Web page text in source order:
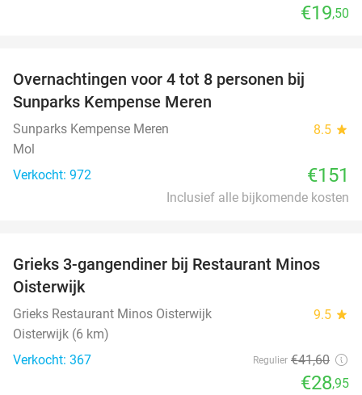
€19,50
Overnachtingen voor 4 tot 8 personen bij
Sunparks Kempense Meren
Sunparks Kempense Meren 8.5 star
Mol
Verkocht: 972
€151
Inclusief alle bijkomende kosten
30%
Grieks 3-gangendiner bij Restaurant Minos
Oisterwijk
Grieks Restaurant Minos Oisterwijk 9.5 star
Oisterwijk (6 km)
Verkocht: 367
Regulier €41,60
€28,95